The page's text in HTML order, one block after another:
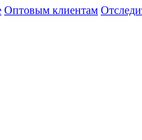
Оптовым клиентам